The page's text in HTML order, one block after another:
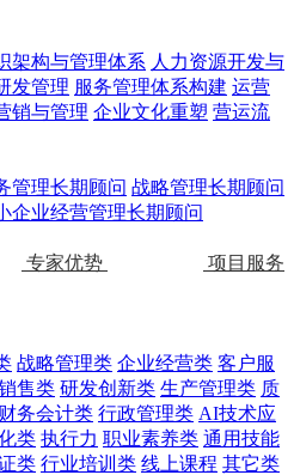
架构与管理体系 人力资源开发与
发管理 服务管理体系构建 运营
销与管理 企业文化重塑 营运流
管理长期顾问 战略管理长期顾问
企业经营管理长期顾问
专家优势
项目服务
战略管理类 企业经营类 客户服
售类 研发创新类 生产管理类 质
财务会计类 行政管理类 AI技术应
类 执行力 职业素养类 通用技能
类 行业培训类 线上课程 其它类